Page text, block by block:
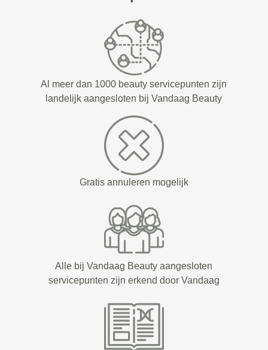
Al meer dan 1000 beauty servicepunten zijn
landelijk aangesloten bij Vandaag Beauty
Gratis annuleren mogelijk
Alle bij Vandaag Beauty aangesloten
servicepunten zijn erkend door Vandaag